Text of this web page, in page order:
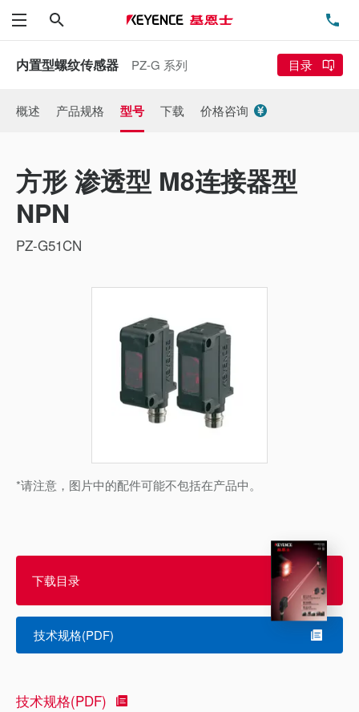
菜单
内置型螺纹传感器 PZ-G 系列 目录
概述 产品规格 型号 下载 价格咨询
方形 渗透型 M8连接器型
NPN
PZ-G51CN
*请注意，图片中的配件可能不包括在产品中。
下载目录
技术规格(PDF)
技术规格(PDF)